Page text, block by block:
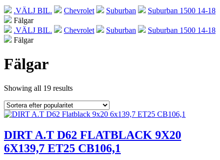
.VÄLJ BIL. Chevrolet Suburban
Suburban 1500 14-18
Fälgar
.VÄLJ BIL.
Chevrolet Suburban
Suburban 1500 14-18
Fälgar
Fälgar
Showing all 19 results
DIRT A.T D62 FLATBLACK 9X20
6X139,7 ET25 CB106,1